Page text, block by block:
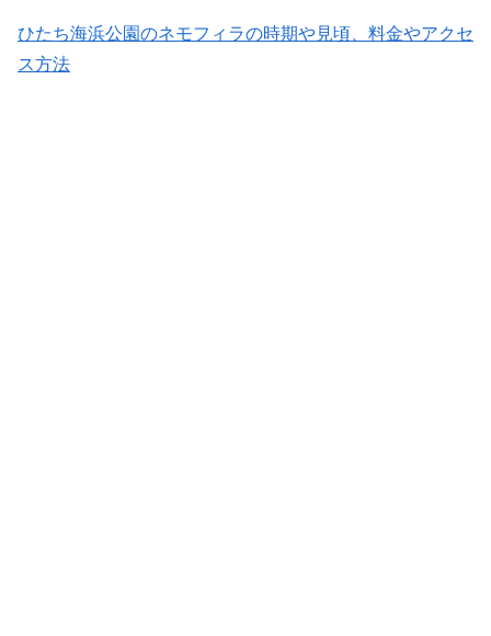
ひたち海浜公園のネモフィラの時期や見頃、料金やアクセ
ス方法